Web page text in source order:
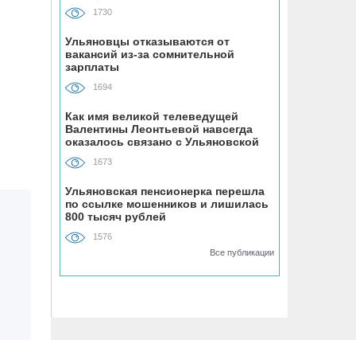
управление нового лидера из
07.08, 16:25
Ульяновец отдал мошенникам почти
машину из Европы
07.08, 16:00
УАЗ сделает гламурный внедорожник
для ведущей Первого канала
07.08, 15:25
На Центральном пляже Ульяновска
бассейну
1730
Ульяновцы отказываются от
вакансий из-за сомнительной
зарплаты
1694
Как имя великой телеведущей
Валентины Леонтьевой навсегда
оказалось связано с Ульяновской
областью
1673
Ульяновская пенсионерка перешла
по ссылке мошенников и лишилась
800 тысяч рублей
1576
Все публикации